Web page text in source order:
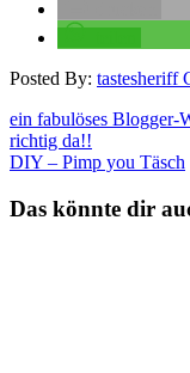
Posted By: tastesheriff
ein fabulöses Blogger-
richtig da!!
DIY – Pimp you Täsch
Das könnte dir